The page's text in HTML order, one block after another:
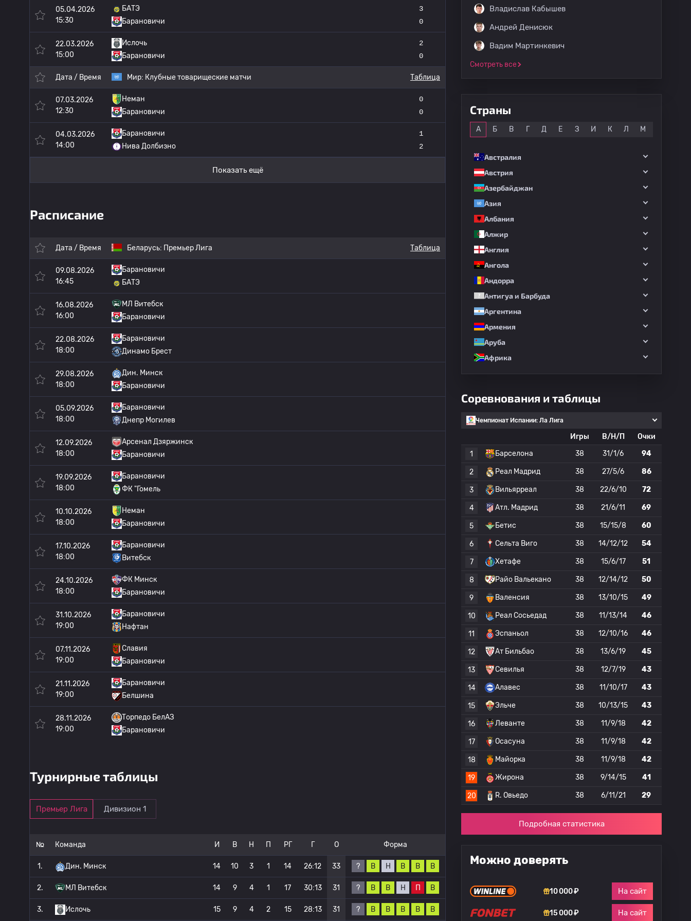
05.04.2026
15:30
БАТЭ
Барановичи
3
0
22.03.2026
15:00
Ислочь
Барановичи
2
0
Дата / Время Мир: Клубные товарищеские матчи Таблица
07.03.2026
12:30
Неман
Барановичи
0
0
04.03.2026
14:00
Барановичи
Нива Долбизно
1
2
Показать ещё
Расписание
Дата / Время Беларусь: Премьер Лига Таблица
09.08.2026
16:45
Барановичи
БАТЭ
16.08.2026
16:00
МЛ Витебск
Барановичи
22.08.2026
18:00
Барановичи
Динамо Брест
29.08.2026
18:00
Дин. Минск
Барановичи
05.09.2026
18:00
Барановичи
Днепр Могилев
12.09.2026
18:00
Арсенал Дзяржинск
Барановичи
19.09.2026
18:00
Барановичи
ФК "Гомель
10.10.2026
18:00
Неман
Барановичи
17.10.2026
18:00
Барановичи
Витебск
24.10.2026
18:00
ФК Минск
Барановичи
31.10.2026
19:00
Барановичи
Нафтан
07.11.2026
19:00
Славия
Барановичи
21.11.2026
19:00
Барановичи
Белшина
28.11.2026
19:00
Торпедо БелАЗ
Барановичи
Турнирные таблицы
Премьер Лига Дивизион 1
№ Команда И В Н П РГ Г О Форма
1. Дин. Минск 14 10 3 1 14 26:12 33 ? В Н В В В
2. МЛ Витебск 14 9 4 1 17 30:13 31 ? В В Н П В
3. Ислочь 15 9 4 2 15 28:13 31 ? В В В В В
Владислав Кабышев
Андрей Денисюк
Вадим Мартинкевич
Смотреть все
Страны
А Б В Г Д Е З И К Л М
Австралия
Австрия
Азербайджан
Азия
Албания
Алжир
Англия
Ангола
Андорра
Антигуа и Барбуда
Аргентина
Армения
Аруба
Африка
Соревнования и таблицы
Чемпионат Испании: Ла Лига
Игры В/Н/П
Очки
1
Барселона 38 31/1/6 94
2 Реал Мадрид 38 27/5/6 86
3 Вильярреал 38 22/6/10 72
4 Атл. Мадрид 38 21/6/11 69
5 Бетис 38 15/15/8 60
6 Сельта Виго 38 14/12/12 54
7 Хетафе 38 15/6/17 51
8 Райо Вальекано 38 12/14/12 50
9 Валенсия 38 13/10/15 49
10 Реал Сосьедад 38 11/13/14 46
11 Эспаньол 38 12/10/16 46
12 Ат Бильбао 38 13/6/19 45
13 Севилья 38 12/7/19 43
14 Алавес 38 11/10/17 43
15 Эльче 38 10/13/15 43
16 Леванте 38 11/9/18 42
17 Осасуна 38 11/9/18 42
18 Майорка 38 11/9/18 42
19 Жирона 38 9/14/15 41
20 R. Овьедо 38 6/11/21 29
Подробная статистика
Можно доверять
10 000 ₽ На сайт
15 000 ₽ На сайт